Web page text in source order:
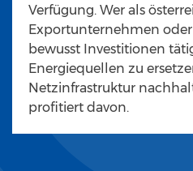
Verfügung. Wer als
Exportunternehmen oder
bewusst Investitionen
Energiequellen zu
Netzinfrastruktur
profitiert davon.